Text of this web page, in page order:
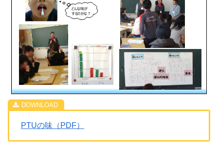
PTUの味（PDF）